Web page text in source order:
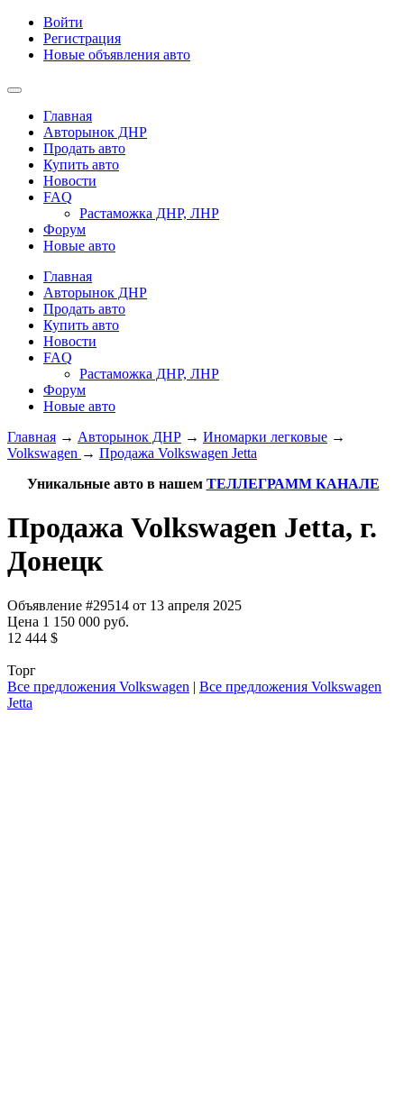
Войти
Регистрация
Новые объявления авто
Главная
Авторынок ДНР
Продать авто
Купить авто
Новости
FAQ
Растаможка ДНР, ЛНР
Форум
Новые авто
Главная
Авторынок ДНР
Продать авто
Купить авто
Новости
FAQ
Растаможка ДНР, ЛНР
Форум
Новые авто
Главная → Авторынок ДНР → Иномарки легковые →
Volkswagen → Продажа Volkswagen Jetta
Уникальные авто в нашем ТЕЛЛЕГРАММ КАНАЛЕ
Продажа Volkswagen Jetta, г.
Донецк
Объявление #29514 от 13 апреля 2025
Цена 1 150 000 руб.
12 444 $
Торг
Все предложения Volkswagen | Все предложения Volkswagen
Jetta